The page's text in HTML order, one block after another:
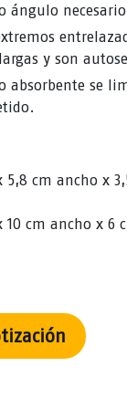
ángulo
y son
absorbente se
5,8 cm ancho x
10 cm ancho x 6